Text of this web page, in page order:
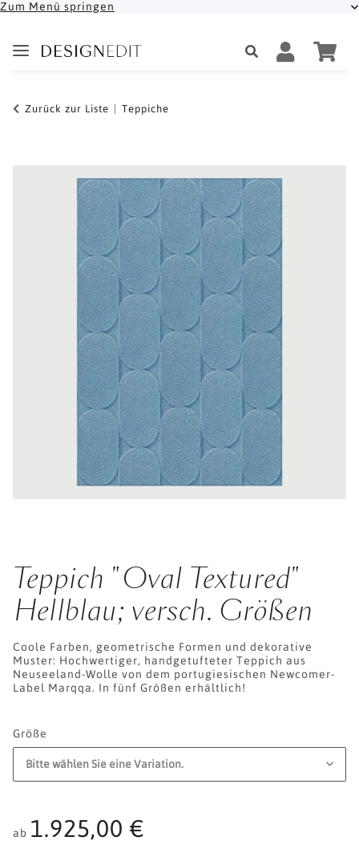
Zum Menü springen
Zurück zur Liste Teppiche
Teppich "Oval Textured"
Hellblau; versch. Größen
Coole Farben, geometrische Formen und dekorative
Muster: Hochwertiger, handgetufteter Teppich aus
Neuseeland-Wolle von dem portugiesischen Newcomer-
Label Marqqa. In fünf Größen erhältlich!
Größe
Bitte wählen Sie eine Variation.
ab 1.925,00 €